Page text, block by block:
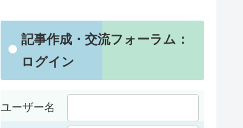
記事作成・交流フォーラム：
ログイン
ユーザー名